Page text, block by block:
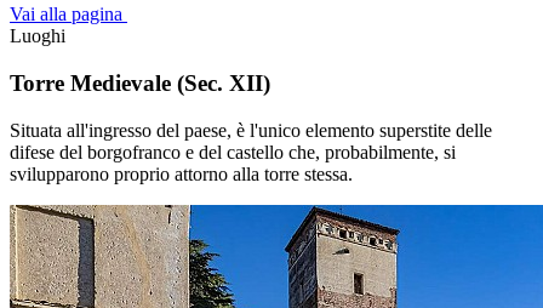
Vai alla pagina
Luoghi
Torre Medievale (Sec. XII)
Situata all'ingresso del paese, è l'unico elemento superstite delle
difese del borgofranco e del castello che, probabilmente, si
svilupparono proprio attorno alla torre stessa.